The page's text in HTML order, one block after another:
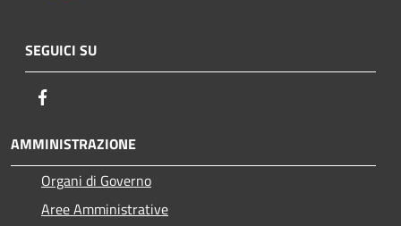
SEGUICI SU
AMMINISTRAZIONE
Organi di Governo
Aree Amministrative